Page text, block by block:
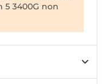
5 3400G non